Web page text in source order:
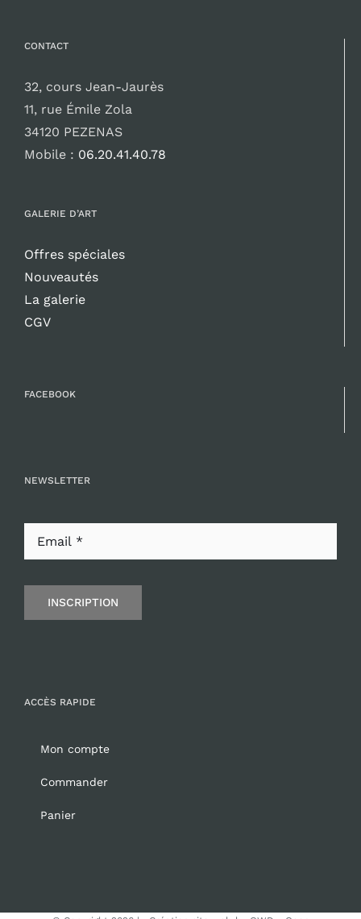
CONTACT
32, cours Jean-Jaurès
11, rue Émile Zola
34120 PEZENAS
Mobile : 06.20.41.40.78
GALERIE D’ART
Offres spéciales
Nouveautés
La galerie
CGV
FACEBOOK
NEWSLETTER
INSCRIPTION
ACCÈS RAPIDE
Mon compte
Commander
Panier